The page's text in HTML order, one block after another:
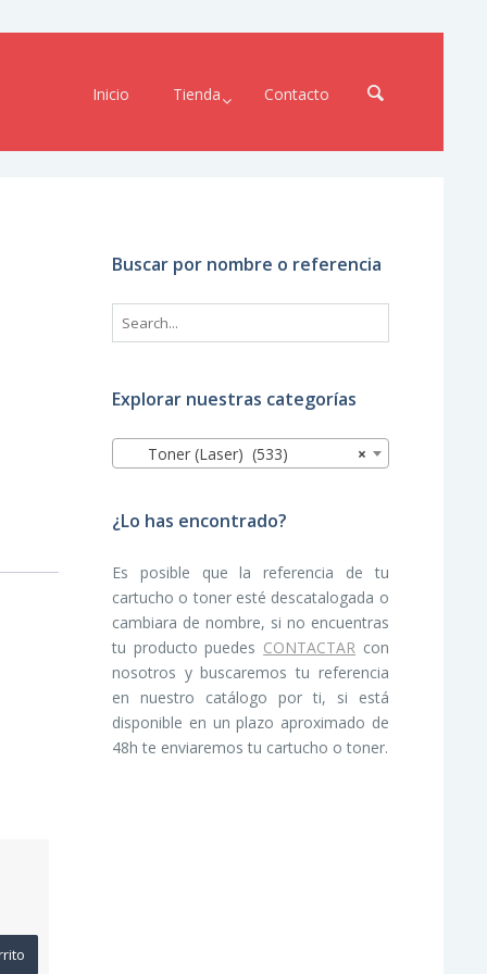
Inicio Tienda Contacto
Buscar por nombre o referencia
Explorar nuestras categorías
×
Toner (Laser) (533)
¿Lo has encontrado?
Es posible que la referencia de tu
cartucho o toner esté descatalogada o
cambiara de nombre, si no encuentras
tu producto puedes CONTACTAR con
nosotros y buscaremos tu referencia
en nuestro catálogo por ti, si está
disponible en un plazo aproximado de
48h te enviaremos tu cartucho o toner.